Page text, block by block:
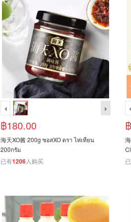
฿180.00
海天XO酱 200g ซอสXO ตรา ไห่เทียน
200กรัม
已有1206人购买